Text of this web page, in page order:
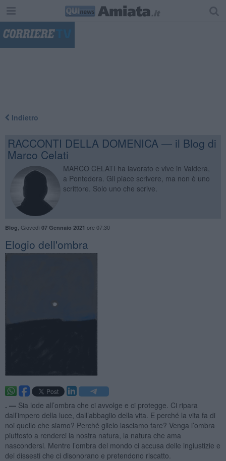
Indietro
RACCONTI DELLA DOMENICA — il Blog di
Marco Celati
MARCO CELATI ha lavorato e vive in Valdera,
a Pontedera. Gli piace scrivere, ma non è uno
scrittore. Solo uno che scrive.
Blog Giovedì 07 Gennaio 2021 ore 07:30
Elogio dell'ombra
. — Sia lode all’ombra che ci avvolge e ci protegge. Ci ripara
dall’impero della luce, dall’abbaglio della vita. E perché la vita fa di
noi quello che siamo? Perché glielo lasciamo fare? Venga l’ombra
piuttosto a renderci la nostra natura, la natura che ama
nascondersi. Mentre l’ombra del mondo ci accusa delle ingiustizie e
dei dissesti che ci disonorano e pretendono riscatto.